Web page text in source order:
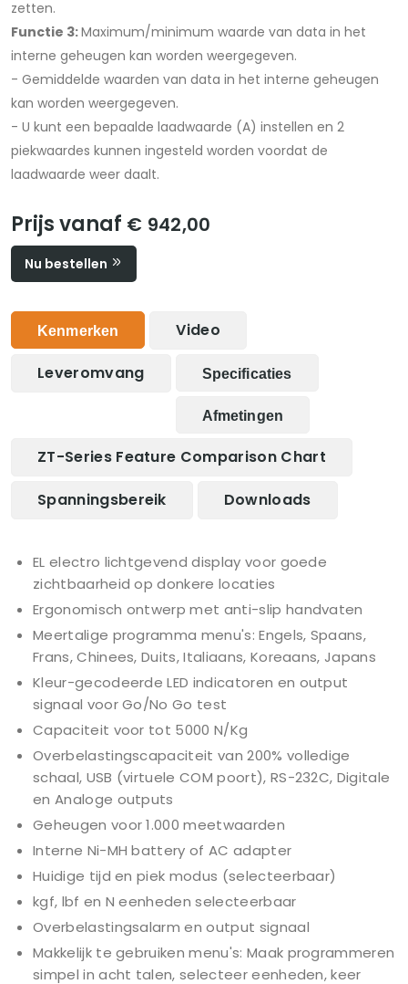
zetten.
Functie 3:Maximum/minimum waarde van data in het
interne geheugen kan worden weergegeven.
- Gemiddelde waarden van data in het interne geheugen
kan worden weergegeven.
- U kunt een bepaalde laadwaarde (A) instellen en 2
piekwaardes kunnen ingesteld worden voordat de
laadwaarde weer daalt.
Prijs vanaf € 942,00
Nu bestellen
Kenmerken Video
Leveromvang Specificaties
Afmetingen
ZT-Series Feature Comparison Chart
Spanningsbereik Downloads
EL electro lichtgevend display voor goede
zichtbaarheid op donkere locaties
Ergonomisch ontwerp met anti-slip handvaten
Meertalige programma menu's: Engels, Spaans,
Frans, Chinees, Duits, Italiaans, Koreaans, Japans
Kleur-gecodeerde LED indicatoren en output
signaal voor Go/No Go test
Capaciteit voor tot 5000 N/Kg
Overbelastingscapaciteit van 200% volledige
schaal, USB (virtuele COM poort), RS-232C, Digitale
en Analoge outputs
Geheugen voor 1.000 meetwaarden
Interne Ni-MH battery of AC adapter
Huidige tijd en piek modus (selecteerbaar)
kgf, lbf en N eenheden selecteerbaar
Overbelastingsalarm en output signaal
Makkelijk te gebruiken menu's: Maak programmeren
simpel in acht talen, selecteer eenheden, keer